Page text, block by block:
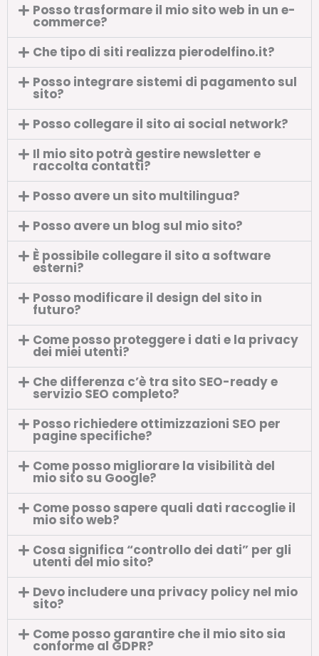
Posso trasformare il mio sito web in un e-
commerce?
Che tipo di siti realizza pierodelfino.it?
Posso integrare sistemi di pagamento sul
sito?
Posso collegare il sito ai social network?
Il mio sito potrà gestire newsletter e
raccolta contatti?
Posso avere un sito multilingua?
Posso avere un blog sul mio sito?
È possibile collegare il sito a software
esterni?
Posso modificare il design del sito in
futuro?
Come posso proteggere i dati e la privacy
dei miei utenti?
Che differenza c’è tra sito SEO-ready e
servizio SEO completo?
Posso richiedere ottimizzazioni SEO per
pagine specifiche?
Come posso migliorare la visibilità del
mio sito su Google?
Come posso sapere quali dati raccoglie il
mio sito web?
Cosa significa “controllo dei dati” per gli
utenti del mio sito?
Devo includere una privacy policy nel mio
sito?
Come posso garantire che il mio sito sia
conforme al GDPR?